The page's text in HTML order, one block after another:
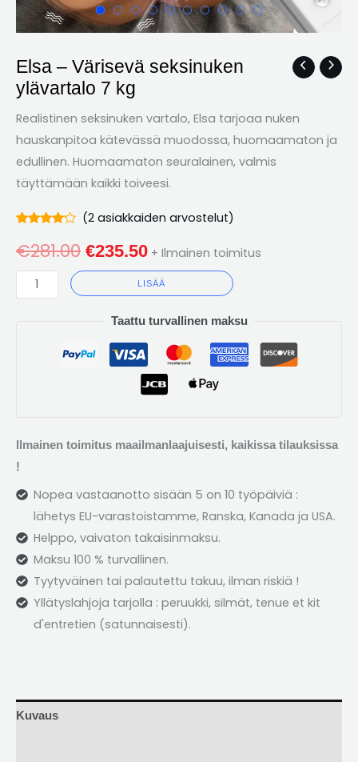
Elsa – Värisevä seksinuken
ylävartalo 7 kg
Realistinen seksinuken vartalo, Elsa tarjoaa nuken
hauskanpitoa kätevässä muodossa, huomaamaton ja
edullinen. Huomaamaton seuralainen, valmis
täyttämään kaikki toiveesi.
4.00
ulos 5
asiakkaiden
arvioita
(2asiakkaiden arvostelut)
€281.00
Alkuperäinen
oli:
€281.00.
€235.50
Nykyinen
on:
€235.50.
+ Ilmainen toimitus
Elsa
–
ylävartalo
määrä
LISÄÄ
Taattu turvallinen maksu
Ilmainen toimitus maailmanlaajuisesti, kaikissa tilauksissa
!
Nopea vastaanotto sisään 5 on 10 työpäiviä :
lähetys EU-varastoistamme, Ranska, Kanada ja USA.
Helppo, vaivaton takaisinmaksu.
Maksu 100 % turvallinen.
Tyytyväinen tai palautettu takuu, ilman riskiä !
Yllätyslahjoja tarjolla : peruukki, silmät, tenue et kit
d'entretien (satunnaisesti).
Kuvaus